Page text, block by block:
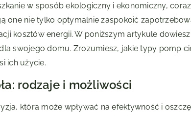
w sposób ekologiczny i ekonomiczny,
one nie tylko optymalnie zaspokoić
kosztów energii. W poniższym artykule
swojego domu. Zrozumiesz, jakie typy pomp
ich użycie.
rodzaje i możliwości
która może wpływać na efektywność i